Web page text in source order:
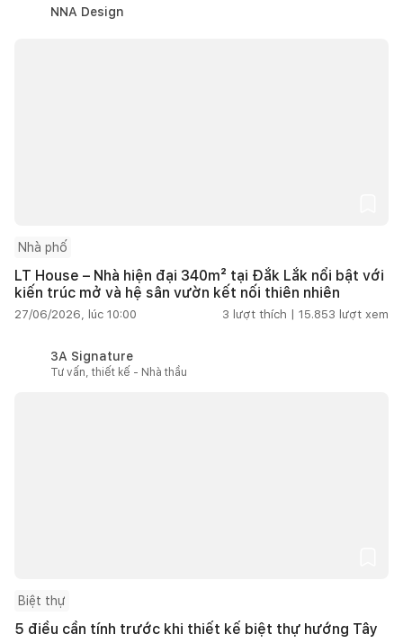
NNA Design
Nhà phố
LT House – Nhà hiện đại 340m² tại Đắk Lắk nổi bật với
kiến trúc mở và hệ sân vườn kết nối thiên nhiên
27/06/2026, lúc 10:00 3 lượt thích | 15.853 lượt xem
3A Signature
Tư vấn, thiết kế - Nhà thầu
Biệt thự
5 điều cần tính trước khi thiết kế biệt thự hướng Tây